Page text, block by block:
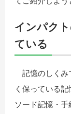
インパク
ている
記憶のしくみ
く保っている
ソード記憶・